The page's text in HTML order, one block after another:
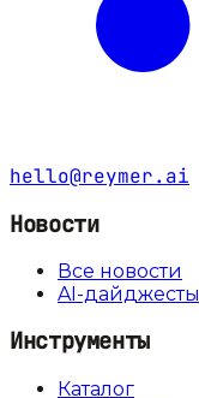
hello@reymer.ai
Новости
Все новости
AI-дайджесты
Инструменты
Каталог